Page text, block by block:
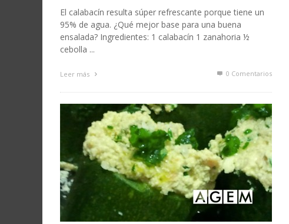
El calabacín resulta súper refrescante porque tiene un
95% de agua. ¿Qué mejor base para una buena
ensalada? Ingredientes: 1 calabacín 1 zanahoria ½
cebolla ...
Leer más 0 Comentarios